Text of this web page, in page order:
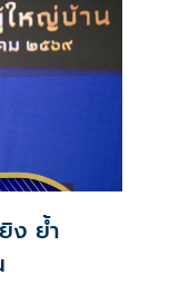
ง ย้ำ